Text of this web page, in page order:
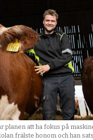
planen att ha fokus på
frälste honom och han